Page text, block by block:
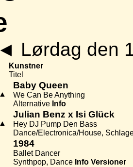
◄ Lørdag den
Kunstner
Titel
▲
Baby Queen
We Can Be Anything
Alternative Info
▲
Julian Benz x Isi Glück
Hey DJ Pump Den Bass
Dance/Electronica/House,
1984
Ballet Dancer
Synthpop, Dance Info Versioner